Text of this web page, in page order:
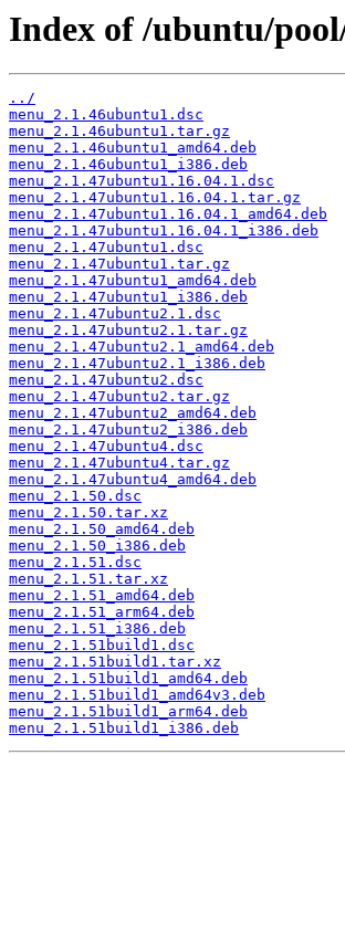
Index of /ubuntu/
../
menu_2.1.46ubuntu1.dsc
menu_2.1.46ubuntu1.tar.gz
menu_2.1.46ubuntu1_amd64.deb
menu_2.1.46ubuntu1_i386.deb
menu_2.1.47ubuntu1.16.04.1.dsc
menu_2.1.47ubuntu1.16.04.1.tar.gz
menu_2.1.47ubuntu1.16.04.1_amd64.deb
menu_2.1.47ubuntu1.16.04.1_i386.deb
menu_2.1.47ubuntu1.dsc
menu_2.1.47ubuntu1.tar.gz
menu_2.1.47ubuntu1_amd64.deb
menu_2.1.47ubuntu1_i386.deb
menu_2.1.47ubuntu2.1.dsc
menu_2.1.47ubuntu2.1.tar.gz
menu_2.1.47ubuntu2.1_amd64.deb
menu_2.1.47ubuntu2.1_i386.deb
menu_2.1.47ubuntu2.dsc
menu_2.1.47ubuntu2.tar.gz
menu_2.1.47ubuntu2_amd64.deb
menu_2.1.47ubuntu2_i386.deb
menu_2.1.47ubuntu4.dsc
menu_2.1.47ubuntu4.tar.gz
menu_2.1.47ubuntu4_amd64.deb
menu_2.1.50.dsc
menu_2.1.50.tar.xz
menu_2.1.50_amd64.deb
menu_2.1.50_i386.deb
menu_2.1.51.dsc
menu_2.1.51.tar.xz
menu_2.1.51_amd64.deb
menu_2.1.51_arm64.deb
menu_2.1.51_i386.deb
menu_2.1.51build1.dsc
menu_2.1.51build1.tar.xz
menu_2.1.51build1_amd64.deb
menu_2.1.51build1_amd64v3.deb
menu_2.1.51build1_arm64.deb
menu_2.1.51build1_i386.deb